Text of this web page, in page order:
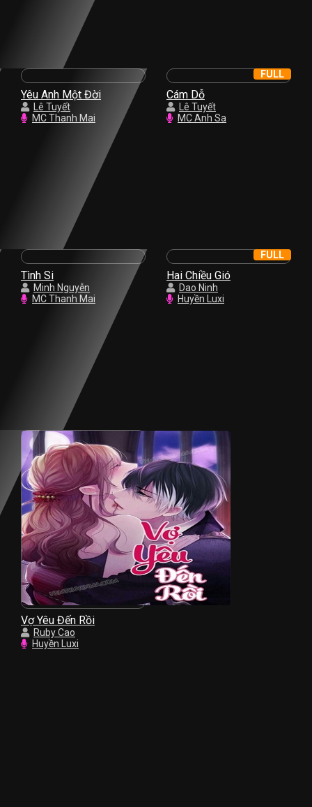
Yêu Anh Một Đời
Lê Tuyết
MC Thanh Mai
Cám Dỗ
Lê Tuyết
MC Anh Sa
FULL
Tình Si
Minh Nguyễn
MC Thanh Mai
Hai Chiều Gió
Dao Ninh
Huyền Luxi
FULL
Vợ Yêu Đến Rồi
Ruby Cao
Huyền Luxi